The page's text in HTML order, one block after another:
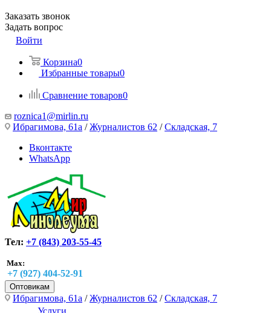
Заказать звонок
Задать вопрос
Войти
Корзина0
Избранные товары0
Сравнение товаров0
roznica1@mirlin.ru
Ибрагимова, 61а /Журналистов 62 /Складская, 7
Вконтакте
WhatsApp
Тел: +7 (843) 203-55-45
Max:
+7 (927) 404-52-91
Оптовикам
Ибрагимова, 61а /Журналистов 62 /Складская, 7
Услуги